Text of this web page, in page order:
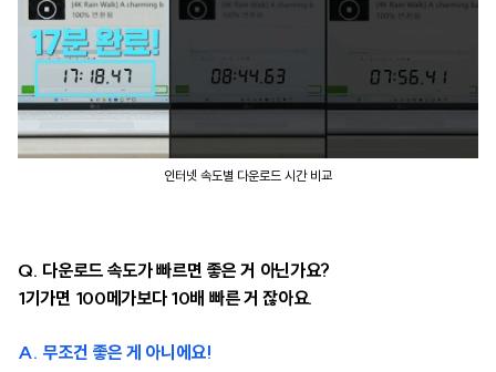
인터넷 속도별 다운로드 시간 비교
Q. 다운로드 속도가 빠르면 좋은 거 아닌가요?
1기가면 100메가보다 10배 빠른 거 잖아요.
A. 무조건 좋은 게 아니에요!